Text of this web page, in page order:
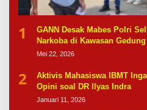
1
GANN Desak Mabes Polri
Narkoba di Kawasan
Mei 22, 2026
2
Aktivis Mahasiswa IBMT
Opini soal DR Ilyas Indra
Januari 11, 2026